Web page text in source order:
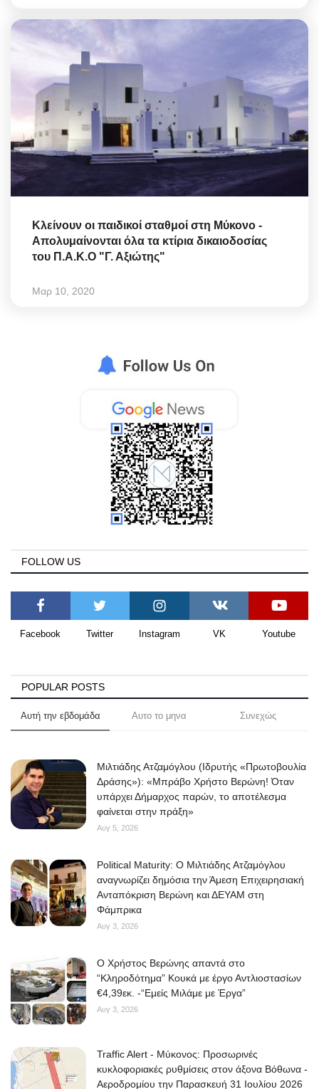
Κλείνουν οι παιδικοί σταθμοί στη Μύκονο -
Απολυμαίνονται όλα τα κτίρια δικαιοδοσίας
του Π.Α.Κ.Ο "Γ. Αξιώτης"
Μαρ 10, 2020
FOLLOW US
Facebook Twitter Instagram VK Youtube
POPULAR POSTS
Αυτή την εβδομάδα Αυτο το μηνα Συνεχώς
Μιλτιάδης Ατζαμόγλου (Ιδρυτής «Πρωτοβουλία
Δράσης»): «Μπράβο Χρήστο Βερώνη! Όταν
υπάρχει Δήμαρχος παρών, το αποτέλεσμα
φαίνεται στην πράξη»
Αυγ 5, 2026
Political Maturity: Ο Μιλτιάδης Ατζαμόγλου
αναγνωρίζει δημόσια την Άμεση Επιχειρησιακή
Ανταπόκριση Βερώνη και ΔΕΥΑΜ στη
Φάμπρικα
Αυγ 3, 2026
O Χρήστος Βερώνης απαντά στο
“Κληροδότημα” Κουκά με έργο Αντλιοστασίων
€4,39εκ. -“Εμείς Μιλάμε με Έργα”
Αυγ 3, 2026
Traffic Alert - Μύκονος: Προσωρινές
κυκλοφοριακές ρυθμίσεις στον άξονα Βόθωνα -
Αεροδρομίου την Παρασκευή 31 Ιουλίου 2026